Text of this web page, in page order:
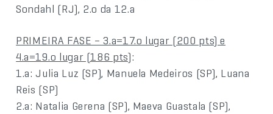
Sondahl (RJ), 2.o da 12.a
PRIMEIRA FASE – 3.a=17.o lugar (200 pts) e
4.a=19.o lugar (186 pts):
1.a: Julia Luz (SP), Manuela Medeiros (SP), Luana
Reis (SP)
2.a: Natalia Gerena (SP), Maeva Guastala (SP),